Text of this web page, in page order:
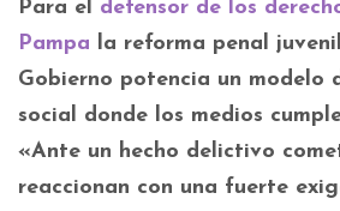
Para el defensor de los
Pampa la reforma penal
Gobierno potencia un modelo
social donde los medios
«Ante un hecho delictivo
reaccionan con una fuerte